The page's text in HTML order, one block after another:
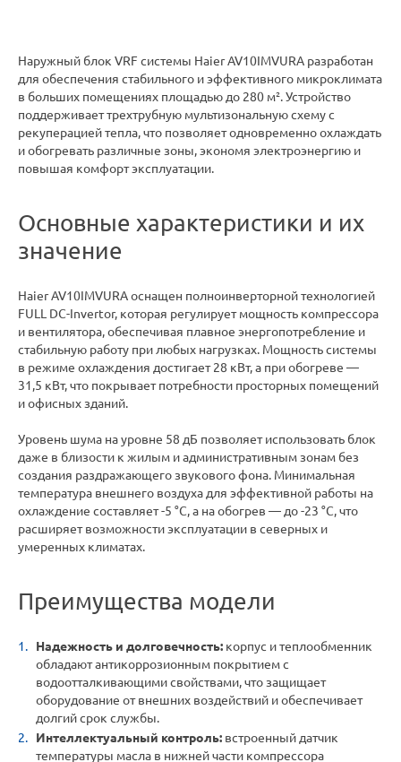
Наружный блок VRF системы Haier AV10IMVURA разработан
для обеспечения стабильного и эффективного микроклимата
в больших помещениях площадью до 280 м². Устройство
поддерживает трехтрубную мультизональную схему с
рекуперацией тепла, что позволяет одновременно охлаждать
и обогревать различные зоны, экономя электроэнергию и
повышая комфорт эксплуатации.
Основные характеристики и их
значение
Haier AV10IMVURA оснащен полноинверторной технологией
FULL DC-Invertor, которая регулирует мощность компрессора
и вентилятора, обеспечивая плавное энергопотребление и
стабильную работу при любых нагрузках. Мощность системы
в режиме охлаждения достигает 28 кВт, а при обогреве —
31,5 кВт, что покрывает потребности просторных помещений
и офисных зданий.
Уровень шума на уровне 58 дБ позволяет использовать блок
даже в близости к жилым и административным зонам без
создания раздражающего звукового фона. Минимальная
температура внешнего воздуха для эффективной работы на
охлаждение составляет -5 °C, а на обогрев — до -23 °C, что
расширяет возможности эксплуатации в северных и
умеренных климатах.
Преимущества модели
Надежность и долговечность: корпус и теплообменник
обладают антикоррозионным покрытием с
водоотталкивающими свойствами, что защищает
оборудование от внешних воздействий и обеспечивает
долгий срок службы.
Интеллектуальный контроль: встроенный датчик
температуры масла в нижней части компрессора